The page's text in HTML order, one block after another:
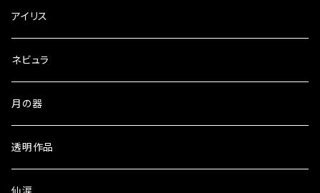
アイリス
ネビュラ
月の器
透明作品
仙涙